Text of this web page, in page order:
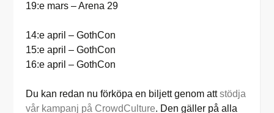
19:e mars – Arena 29
14:e april – GothCon
15:e april – GothCon
16:e april – GothCon
Du kan redan nu förköpa en biljett genom attstödja
vår kampanj på CrowdCulture. Den gäller på alla